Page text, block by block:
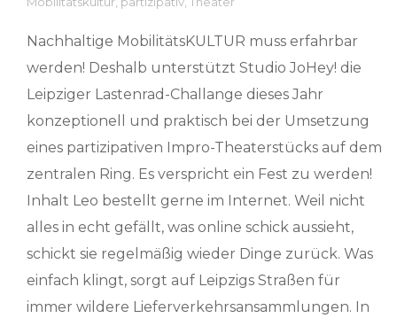
Nachhaltige MobilitätsKULTUR muss erfahrbar
werden! Deshalb unterstützt Studio JoHey! die
Leipziger Lastenrad-Challange dieses Jahr
konzeptionell und praktisch bei der Umsetzung
eines partizipativen Impro-Theaterstücks auf dem
zentralen Ring. Es verspricht ein Fest zu werden!
Inhalt Leo bestellt gerne im Internet. Weil nicht
alles in echt gefällt, was online schick aussieht,
schickt sie regelmäßig wieder Dinge zurück. Was
einfach klingt, sorgt auf Leipzigs Straßen für
immer wildere Lieferverkehrsansammlungen. In